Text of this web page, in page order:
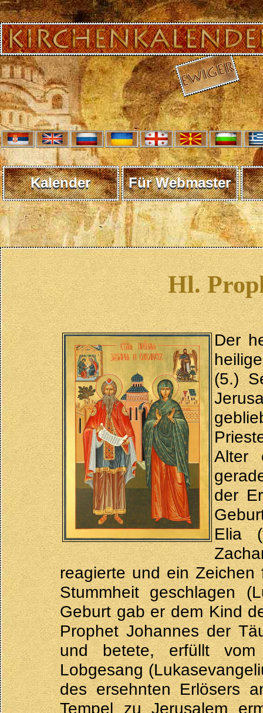
Kalender Für Webmaster
Hl.
Der
(5.)
Alter
der
Elia
reagierte und ein
Stummheit geschlagen
Geburt gab er dem Kind
Prophet Johannes der
und betete, erfüllt vom
Lobgesang
des ersehnten Erlösers
Tempel zu Jerusalem